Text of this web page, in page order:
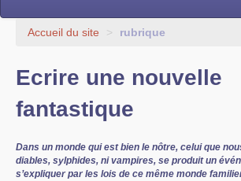
La ruche
Accueil du site > rubrique
Ecrire une nouvelle
fantastique
Dans un monde qui est bien le nôtre, celui que
diables, sylphides, ni vampires, se produit un
s’expliquer par les lois de ce même monde